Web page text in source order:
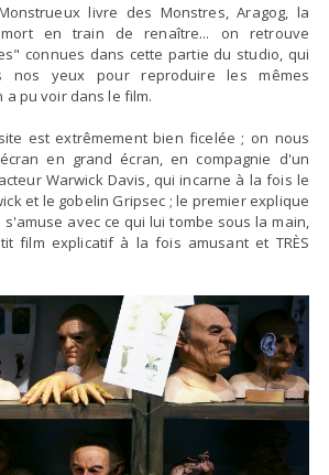
livre des Monstres, Aragog, la
en train de renaître... on retrouve
connues dans cette partie du studio, qui
nos yeux pour reproduire les mêmes
pu voir dans le film.
est extrêmement bien ficelée ; on nous
en grand écran, en compagnie d'un
Warwick Davis, qui incarne à la fois le
et le gobelin Gripsec ; le premier explique
avec ce qui lui tombe sous la main,
film explicatif à la fois amusant et TRÈS